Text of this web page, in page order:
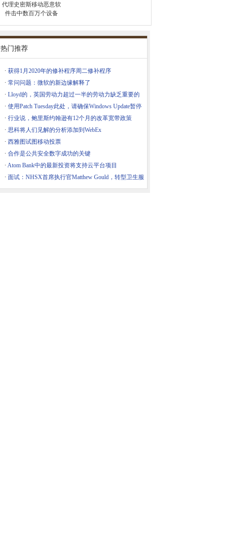
代理史密斯移动恶意软
件击中数百万个设备
热门推荐
· 获得1月2020年的修补程序周二修补程序
· 常问问题：微软的新边缘解释了
· Lloyd的，英国劳动力超过一半的劳动力缺乏重要的
· 使用Patch Tuesday此处，请确保Windows Update暂停
· 行业说，鲍里斯约翰逊有12个月的改革宽带政策
· 思科将人们见解的分析添加到WebEx
· 西雅图试图移动投票
· 合作是公共安全数字成功的关键
· Atom Bank中的最新投资将支持云平台项目
· 面试：NHSX首席执行官Matthew Gould，转型卫生服
务技术